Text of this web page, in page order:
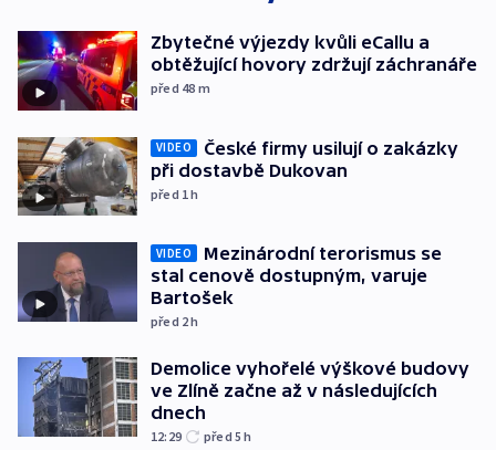
Zbytečné výjezdy kvůli eCallu a
obtěžující hovory zdržují záchranáře
před 48 m
VIDEO
České firmy usilují o zakázky
při dostavbě Dukovan
před 1h
VIDEO
Mezinárodní terorismus se
stal cenově dostupným, varuje
Bartošek
před 2h
Demolice vyhořelé výškové budovy
ve Zlíně začne až v následujících
dnech
12:29 před 5h